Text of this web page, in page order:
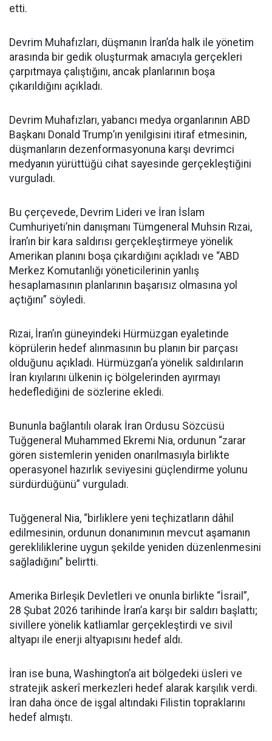
etti.
Devrim Muhafızları, düşmanın İran’da halk ile yönetim
arasında bir gedik oluşturmak amacıyla gerçekleri
çarpıtmaya çalıştığını, ancak planlarının boşa
çıkarıldığını açıkladı.
Devrim Muhafızları, yabancı medya organlarının ABD
Başkanı Donald Trump’ın yenilgisini itiraf etmesinin,
düşmanların dezenformasyonuna karşı devrimci
medyanın yürüttüğü cihat sayesinde gerçekleştiğini
vurguladı.
Bu çerçevede, Devrim Lideri ve İran İslam
Cumhuriyeti’nin danışmanı Tümgeneral Muhsin Rızai,
İran’ın bir kara saldırısı gerçekleştirmeye yönelik
Amerikan planını boşa çıkardığını açıkladı ve “ABD
Merkez Komutanlığı yöneticilerinin yanlış
hesaplamasının planlarının başarısız olmasına yol
açtığını” söyledi.
Rızai, İran’ın güneyindeki Hürmüzgan eyaletinde
köprülerin hedef alınmasının bu planın bir parçası
olduğunu açıkladı. Hürmüzgan’a yönelik saldırıların
İran kıyılarını ülkenin iç bölgelerinden ayırmayı
hedeflediğini de sözlerine ekledi.
Bununla bağlantılı olarak İran Ordusu Sözcüsü
Tuğgeneral Muhammed Ekremi Nia, ordunun “zarar
gören sistemlerin yeniden onarılmasıyla birlikte
operasyonel hazırlık seviyesini güçlendirme yolunu
sürdürdüğünü” vurguladı.
Tuğgeneral Nia, “birliklere yeni teçhizatların dâhil
edilmesinin, ordunun donanımının mevcut aşamanın
gerekliliklerine uygun şekilde yeniden düzenlenmesini
sağladığını” belirtti.
Amerika Birleşik Devletleri ve onunla birlikte “İsrail”,
28 Şubat 2026 tarihinde İran’a karşı bir saldırı başlattı;
sivillere yönelik katliamlar gerçekleştirdi ve sivil
altyapı ile enerji altyapısını hedef aldı.
İran ise buna, Washington’a ait bölgedeki üsleri ve
stratejik askerî merkezleri hedef alarak karşılık verdi.
İran daha önce de işgal altındaki Filistin topraklarını
hedef almıştı.